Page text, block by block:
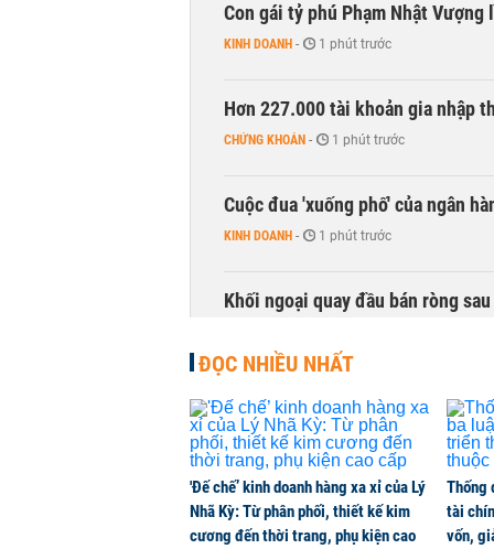
Con gái tỷ phú Phạm Nhật
KINH DOANH - 1 phút trước
Hơn 227.000 tài khoản gia nhập
CHỨNG KHOÁN - 1 phút trước
Cuộc đua 'xuống phố' của ngân
KINH DOANH - 1 phút trước
Khối ngoại quay đầu bán ròng
Đề xuất dự án bất động sản đang
NHÀ ĐẤT - 1 phút trước
Thị trường thường ‘phất lên’
CHỨNG KHOÁN
ĐỌC NHIỀU NHẤT
'Đế chế’ kinh doanh hàng xa xỉ của Lý
Nhã Kỳ: Từ phân phối, thiết kế kim
cương đến thời trang, phụ kiện cao
Thống
tài
vốn,